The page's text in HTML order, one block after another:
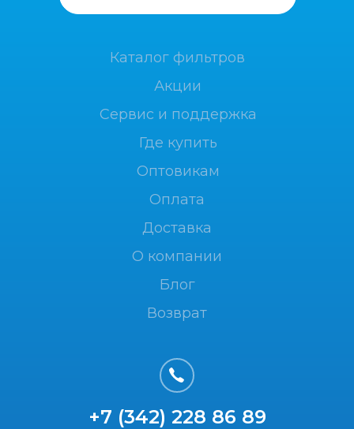
+7 (342) 228 86 89
Каталог фильтров
Оплата
Доставка
О компании
Блог
Возврат
Акции
Сервис и поддержка
Где купить
Оптовикам